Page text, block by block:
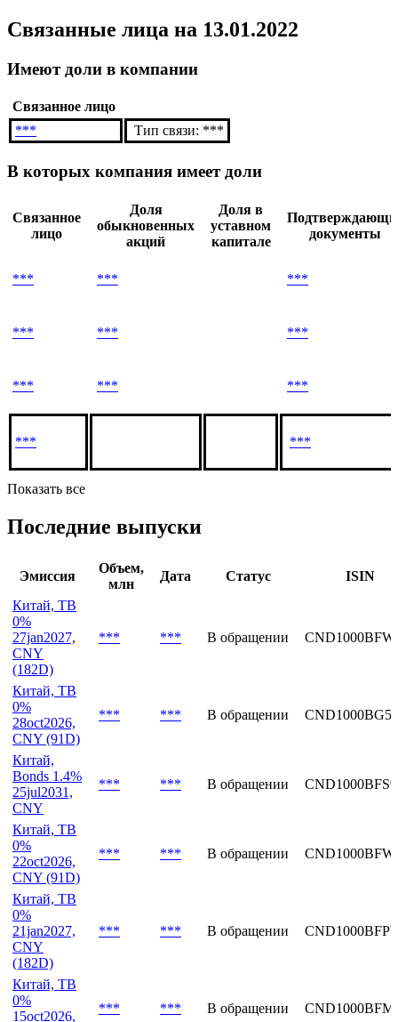
Связанные лица на 13.01.2022
Имеют доли в компании
Связанное лицо
***
Тип связи: ***
В которых компания имеет доли
Связанное
лицо
Доля
обыкновенных
акций
Доля в
уставном
капитале
документы
*** *** ***
*** *** ***
*** *** ***
*** ***
Показать все
Последние выпуски
Эмиссия
Объем,
млн
Дата Статус
ISIN
Китай, TB
0%
27jan2027,
CNY
(182D)
*** *** В обращении
Китай, TB
0%
28oct2026,
CNY (91D)
*** *** В обращении
Китай,
Bonds 1.4%
25jul2031,
CNY
*** *** В обращении
Китай, TB
0%
22oct2026,
CNY (91D)
*** *** В обращении
Китай, TB
0%
21jan2027,
CNY
(182D)
*** *** В обращении
Китай, TB
0%
15oct2026,
*** *** В обращении